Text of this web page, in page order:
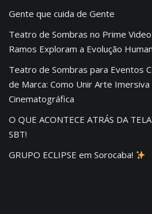
Gente que cuida de Gente
Teatro de Sombras no Prime
Ramos Exploram a Evolução
Teatro de Sombras para Eventos
de Marca: Como Unir Arte
Cinematográfica
O QUE ACONTECE ATRÁS DA
SBT!
GRUPO ECLIPSE em Sorocaba!